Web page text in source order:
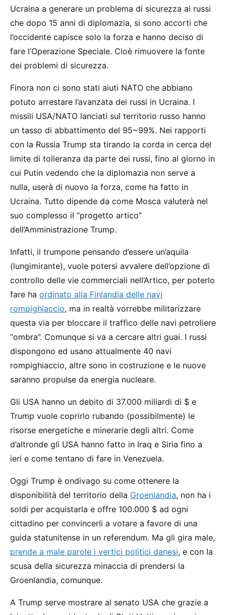
Ucraina a generare un problema di sicurezza ai russi
che dopo 15 anni di diplomazia, si sono accorti che
l’occidente capisce solo la forza e hanno deciso di
fare l’Operazione Speciale. Cioè rimuovere la fonte
dei problemi di sicurezza.
Finora non ci sono stati aiuti NATO che abbiano
potuto arrestare l’avanzata dei russi in Ucraina. I
missili USA/NATO lanciati sul territorio russo hanno
un tasso di abbattimento del 95~99%. Nei rapporti
con la Russia Trump sta tirando la corda in cerca del
limite di tolleranza da parte dei russi, fino al giorno in
cui Putin vedendo che la diplomazia non serve a
nulla, userà di nuovo la forza, come ha fatto in
Ucraina. Tutto dipende da come Mosca valuterà nel
suo complesso il “progetto artico”
dell’Amministrazione Trump.
Infatti, il trumpone pensando d’essere un’aquila
(lungimirante), vuole potersi avvalere dell’opzione di
controllo delle vie commerciali nell’Artico, per poterlo
fare ha ordinato alla Finlandia delle navi
rompighiaccio, ma in realtà vorrebbe militarizzare
questa via per bloccare il traffico delle navi petroliere
“ombra”. Comunque si va a cercare altri guai. I russi
dispongono ed usano attualmente 40 navi
rompighiaccio, altre sono in costruzione e le nuove
saranno propulse da energia nucleare.
Gli USA hanno un debito di 37.000 miliardi di $ e
Trump vuole coprirlo rubando (possibilmente) le
risorse energetiche e minerarie degli altri. Come
d’altronde gli USA hanno fatto in Iraq e Siria fino a
ieri e come tentano di fare in Venezuela.
Oggi Trump è ondivago su come ottenere la
disponibilità del territorio della Groenlandia, non ha i
soldi per acquistarla e offre 100.000 $ ad ogni
cittadino per convincerli a votare a favore di una
guida statunitense in un referendum. Ma gli gira male,
prende a male parole i vertici politici danesi, e con la
scusa della sicurezza minaccia di prendersi la
Groenlandia, comunque.
A Trump serve mostrare al senato USA che grazie a